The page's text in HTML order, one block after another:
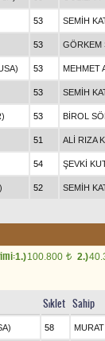
53 SEMİH
53 GÖRKEM
53 MEHMET
53 SEMİH
53 BİROL
51 ALİ RIZA
54 ŞEVKİ
52 SEMİH
1.)100.800 t 2.)
Sıklet Sahip
58